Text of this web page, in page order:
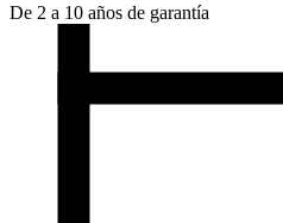
De 2 a 10 años de garantía